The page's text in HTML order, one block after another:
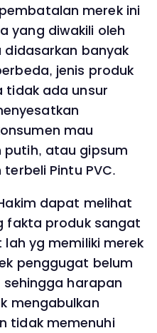
merek ini
yang diwakili oleh
didasarkan banyak
jenis produk
tidak ada unsur
mau
putih, atau gipsum
Pintu PVC.
dapat melihat
fakta produk sangat
yg memiliki merek
penggugat belum
harapan
mengabulkan
tidak memenuhi